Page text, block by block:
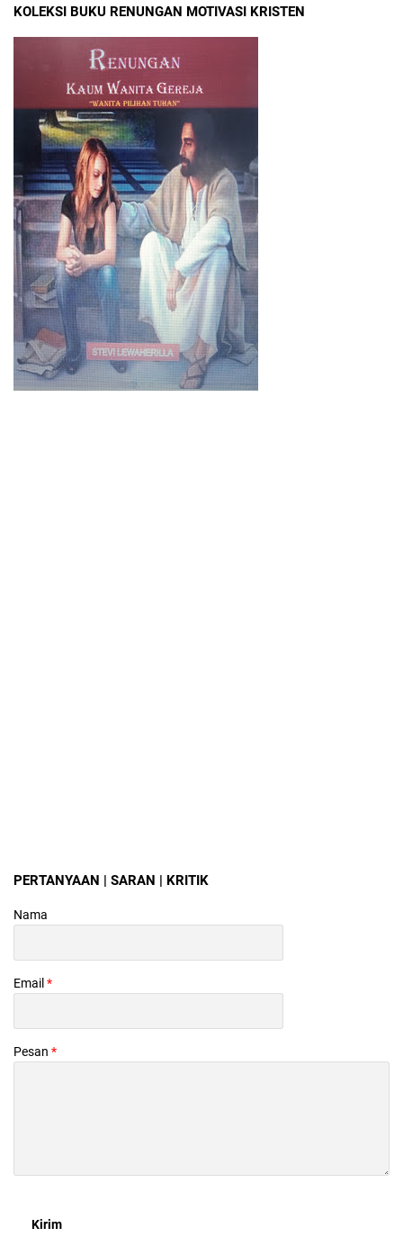
KOLEKSI BUKU RENUNGAN MOTIVASI KRISTEN
PERTANYAAN | SARAN | KRITIK
Nama
Email *
Pesan *